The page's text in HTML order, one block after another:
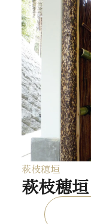
萩枝穂垣
萩枝穂垣